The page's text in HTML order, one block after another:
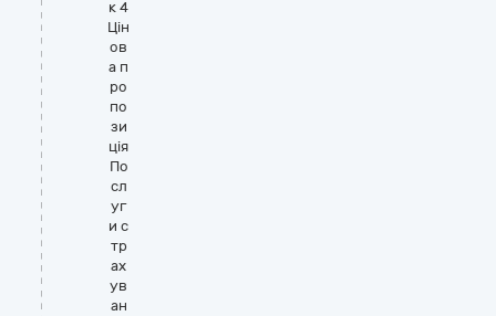
к 4
Цін
ов
а п
ро
по
зи
ція
По
сл
уг
и с
тр
ах
ув
ан